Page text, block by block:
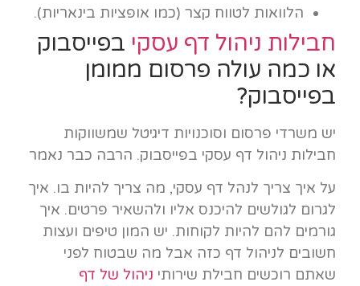
הלוואות לטווח קצר (כמו אופציות בינאריות).
חבילות ניהול דף עסקי בפייסבוק
או כמה עולה פרסום ממומן
בפייסבוק?
יש משרדי פרסום וסוכנויות דיגיטל שמשווקות
חבילות ניהול דף עסקי בפייסבוק. הרבה כבר נאמר
על איך צריך לנהל דף עסקי, מה צריך להיות בו. איך
לגרום לגולשים להיכנס אליו ולהשאיר פרטים. איך
גורמים להם להיות לקוחות. יש המון טיפים ועצות
חשובים לניהול דף כזה אבל מה שבטוח לפני
שאתם רוכשים חבילת שירותי ניהול של דף